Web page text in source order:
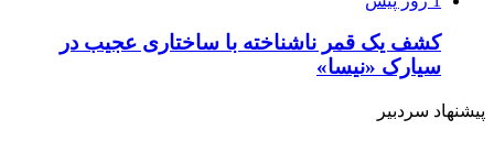
کشف یک قمر ناشناخته با ساختاری عجیب در
سیارک «نیسا»
پیشنهاد سردبیر